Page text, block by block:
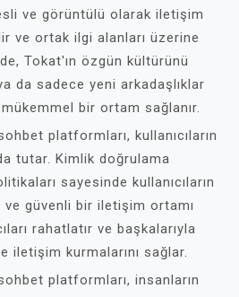
ve görüntülü olarak iletişim
ve ortak ilgi alanları üzerine
Tokat'ın özgün kültürünü
da sadece yeni arkadaşlıklar
bir ortam sağlanır.
platformları, kullanıcıların
tutar. Kimlik doğrulama
sayesinde kullanıcıların
güvenli bir iletişim ortamı
rahatlatır ve başkalarıyla
iletişim kurmalarını sağlar.
platformları, insanların